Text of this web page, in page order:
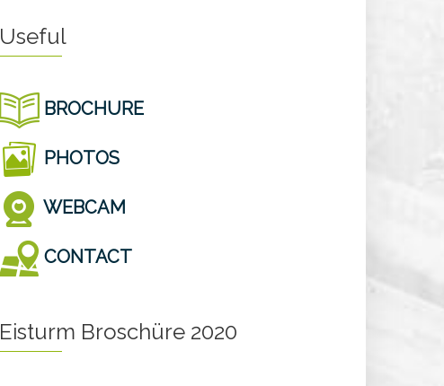
Useful
BROCHURE
PHOTOS
WEBCAM
CONTACT
Eisturm Broschüre 2020